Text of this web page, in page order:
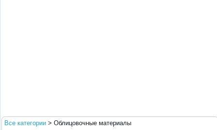
Все категории > Облицовочные материалы